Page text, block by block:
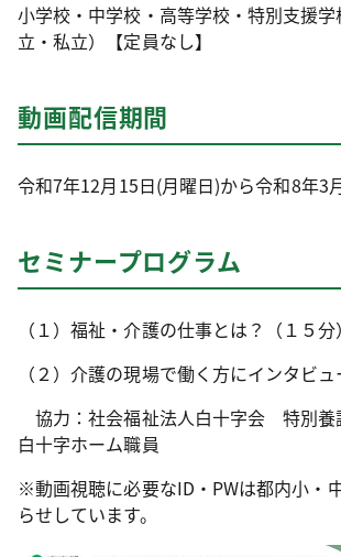
小学校・中学校・高等学校・特別支援
立・私立）【定員なし】
動画配信期間
令和7年12月15日(月曜日)から令和8年3
セミナープログラム
（１）福祉・介護の仕事とは？（１５分）
（２）介護の現場で働く方にインタビュ
協力：社会福祉法人白十字会 特別
白十字ホーム職員
※動画視聴に必要なID・PWは都内小・
らせしています。